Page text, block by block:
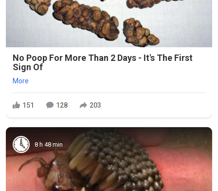
No Poop For More Than 2 Days - It's The First
Sign Of
More
151 128 203
8 h 48 min